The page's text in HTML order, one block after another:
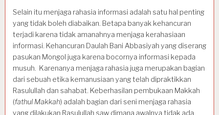
Selain itu menjaga rahasia informasi adalah satu hal penting
yang tidak boleh diabaikan. Betapa banyak kehancuran
terjadi karena tidak amanahnya menjaga kerahasiaan
informasi. Kehancuran Daulah Bani Abbasiyah yang diserang
pasukan Mongol juga karena bocornya informasi kepada
musuh. Karenanya menjaga rahasia juga merupakan bagian
dari sebuah etika kemanusiaan yang telah dipraktikkan
Rasulullah dan sahabat. Keberhasilan pembukaan Makkah
(fathul Makkah) adalah bagian dari seni menjaga rahasia
yang dilakukan Rasulullah saw dimana awalnya tidak ada